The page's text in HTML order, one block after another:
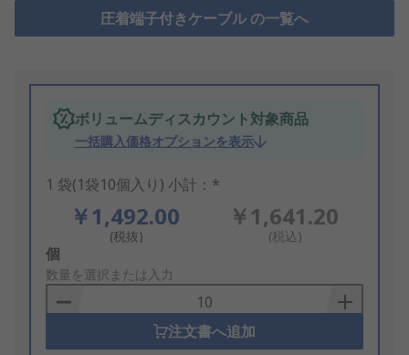
圧着端子付きケーブル の一覧へ
ボリュームディスカウント対象商品
一括購入価格オプションを表示
1 袋(1袋10個入り) 小計：*
￥1,492.00
(税抜)
￥1,641.20
(税込)
Add
to
Basket
個
数量を選択または入力
注文書へ追加